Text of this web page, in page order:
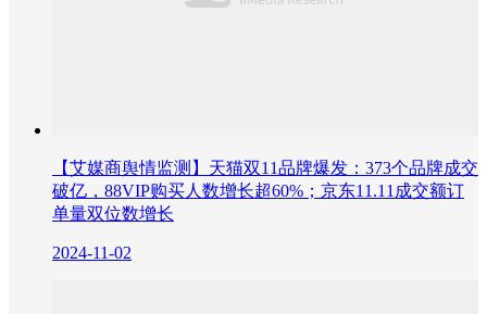
【艾媒商舆情监测】天猫双11品牌爆发：373个品牌成交
破亿，88VIP购买人数增长超60%；京东11.11成交额订
单量双位数增长
2024-11-02